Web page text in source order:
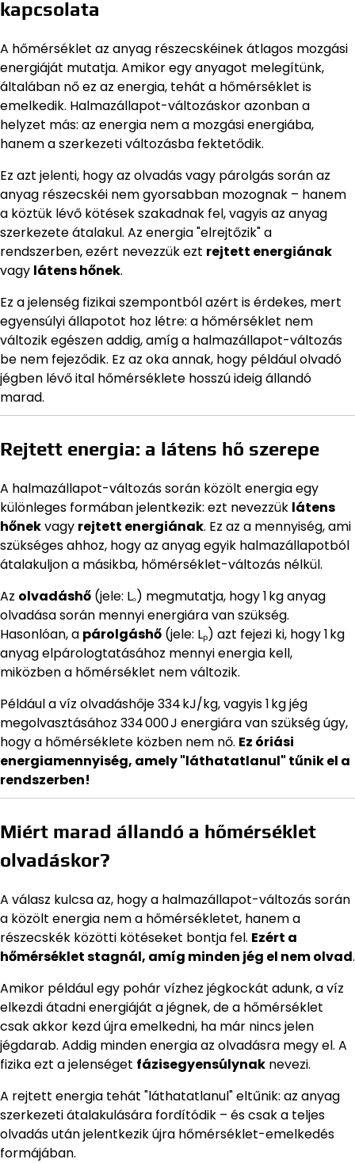
kapcsolata
A hőmérséklet az anyag részecskéinek átlagos mozgási
energiáját mutatja. Amikor egy anyagot melegítünk,
általában nő ez az energia, tehát a hőmérséklet is
emelkedik. Halmazállapot-változáskor azonban a
helyzet más: az energia nem a mozgási energiába,
hanem a szerkezeti változásba fektetődik.
Ez azt jelenti, hogy az olvadás vagy párolgás során az
anyag részecskéi nem gyorsabban mozognak – hanem
a köztük lévő kötések szakadnak fel, vagyis az anyag
szerkezete átalakul. Az energia "elrejtőzik" a
rendszerben, ezért nevezzük ezt rejtett energiának
vagy látens hőnek.
Ez a jelenség fizikai szempontból azért is érdekes, mert
egyensúlyi állapotot hoz létre: a hőmérséklet nem
változik egészen addig, amíg a halmazállapot-változás
be nem fejeződik. Ez az oka annak, hogy például olvadó
jégben lévő ital hőmérséklete hosszú ideig állandó
marad.
Rejtett energia: a látens hő szerepe
A halmazállapot-változás során közölt energia egy
különleges formában jelentkezik: ezt nevezzük látens
hőnekvagy rejtett energiának. Ez az a mennyiség, ami
szükséges ahhoz, hogy az anyag egyik halmazállapotból
átalakuljon a másikba, hőmérséklet-változás nélkül.
Az olvadáshő (jele: Lₒ) megmutatja, hogy 1 kg anyag
olvadása során mennyi energiára van szükség.
Hasonlóan, a párolgáshő (jele: Lₚ) azt fejezi ki, hogy 1 kg
anyag elpárologtatásához mennyi energia kell,
miközben a hőmérséklet nem változik.
Például a víz olvadáshője 334 kJ/kg, vagyis 1 kg jég
megolvasztásához 334 000 J energiára van szükség úgy,
hogy a hőmérséklete közben nem nő. Ez óriási
energiamennyiség, amely "láthatatlanul" tűnik el a
rendszerben!
Miért marad állandó a hőmérséklet
olvadáskor?
A válasz kulcsa az, hogy a halmazállapot-változás során
a közölt energia nem a hőmérsékletet, hanem a
részecskék közötti kötéseket bontja fel. Ezért a
hőmérséklet stagnál, amíg minden jég el nem olvad.
Amikor például egy pohár vízhez jégkockát adunk, a víz
elkezdi átadni energiáját a jégnek, de a hőmérséklet
csak akkor kezd újra emelkedni, ha már nincs jelen
jégdarab. Addig minden energia az olvadásra megy el. A
fizika ezt a jelenséget fázisegyensúlynak nevezi.
A rejtett energia tehát "láthatatlanul" eltűnik: az anyag
szerkezeti átalakulására fordítódik – és csak a teljes
olvadás után jelentkezik újra hőmérséklet-emelkedés
formájában.